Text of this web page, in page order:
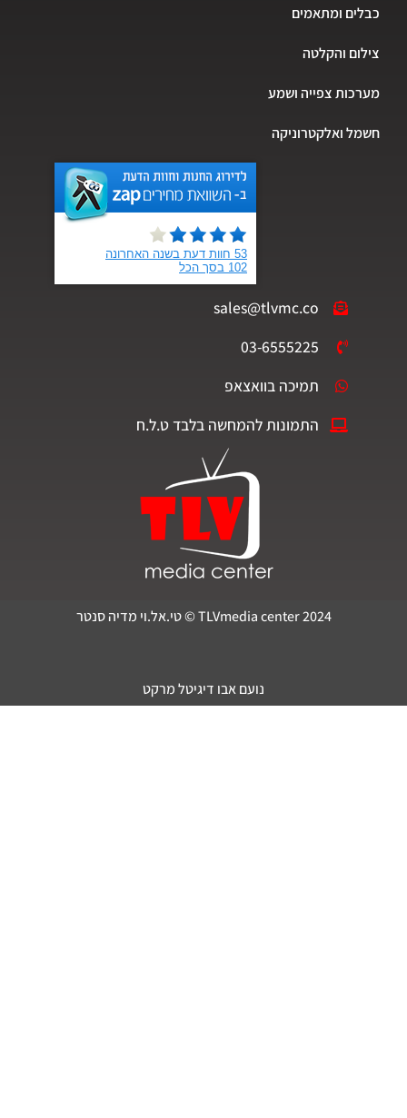
ומתאמים
והקלטה
צפייה ושמע
ואלקטרוניקה
sales@tlvmc.co
03-6555225
תמיכה בוואצאפ
התמונות להמחשה בלבד ט.ל.ח
נועם אבו דיגיטל מרקט
TLVmedia center 2024 © טי.אל.וי מדיה סנטר